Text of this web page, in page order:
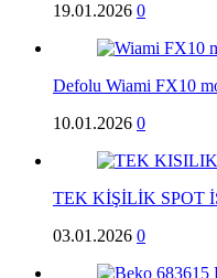
19.01.2026 0
Defolu Wiami FX10
10.01.2026 0
TEK KİŞİLİK SPOT
03.01.2026 0